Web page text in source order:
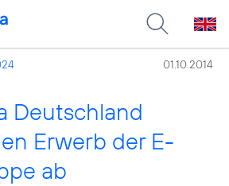
01.10.2014
Deutschland
Erwerb der E-
ab